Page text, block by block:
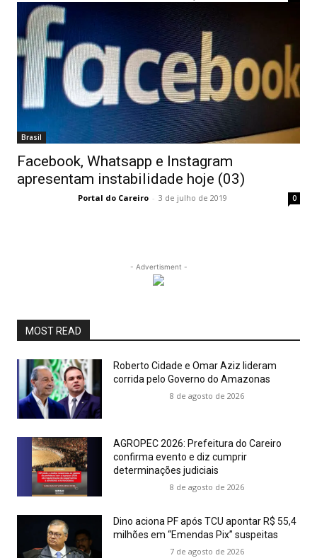
Brasil
Facebook, Whatsapp e Instagram
apresentam instabilidade hoje (03)
Portal do Careiro - 3 de julho de 2019 0
- Advertisment -
MOST READ
Roberto Cidade e Omar Aziz lideram
corrida pelo Governo do Amazonas
8 de agosto de 2026
AGROPEC 2026: Prefeitura do Careiro
confirma evento e diz cumprir
determinações judiciais
8 de agosto de 2026
Dino aciona PF após TCU apontar R$ 55,4
milhões em “Emendas Pix” suspeitas
7 de agosto de 2026